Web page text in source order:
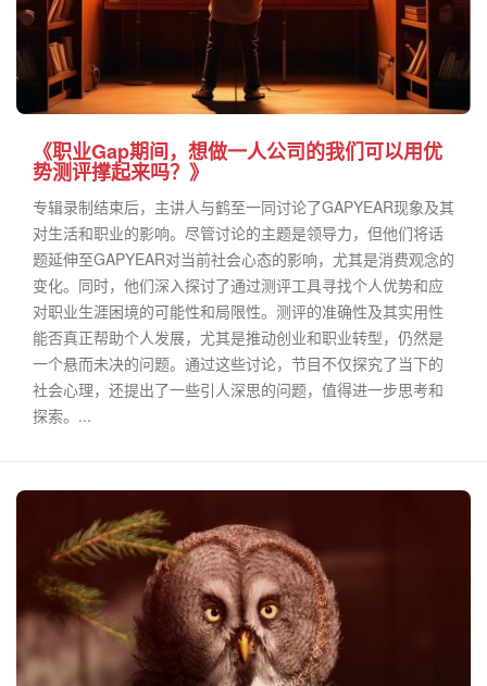
《职业Gap期间，想做一人公司的我们可以用优
势测评撑起来吗？》
专辑录制结束后，主讲人与鹤至一同讨论了GAPYEAR现象及其
对生活和职业的影响。尽管讨论的主题是领导力，但他们将话
题延伸至GAPYEAR对当前社会心态的影响，尤其是消费观念的
变化。同时，他们深入探讨了通过测评工具寻找个人优势和应
对职业生涯困境的可能性和局限性。测评的准确性及其实用性
能否真正帮助个人发展，尤其是推动创业和职业转型，仍然是
一个悬而未决的问题。通过这些讨论，节目不仅探究了当下的
社会心理，还提出了一些引人深思的问题，值得进一步思考和
探索。...